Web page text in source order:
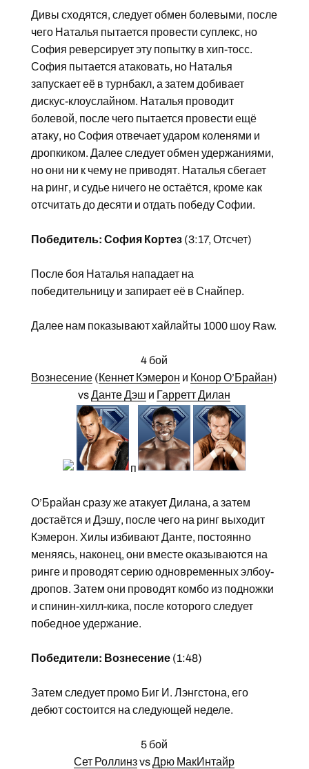
Дивы сходятся, следует обмен болевыми, после
чего Наталья пытается провести суплекс, но
София реверсирует эту попытку в хип-тосс.
София пытается атаковать, но Наталья
запускает её в турнбакл, а затем добивает
дискус-клоуслайном. Наталья проводит
болевой, после чего пытается провести ещё
атаку, но София отвечает ударом коленями и
дропкиком. Далее следует обмен удержаниями,
но они ни к чему не приводят. Наталья сбегает
на ринг, и судье ничего не остаётся, кроме как
отсчитать до десяти и отдать победу Софии.
Победитель: София Кортез(3:17, Отсчет)
После боя Наталья нападает на
победительницу и запирает её в Снайпер.
Далее нам показывают хайлайты 1000 шоу Raw.
4 бой
Вознесение (Кеннет Кэмерон и Конор О’Брайан)
vsДанте Дэш и Гарретт Дилан
п
О’Брайан сразу же атакует Дилана, а затем
достаётся и Дэшу, после чего на ринг выходит
Кэмерон. Хилы избивают Данте, постоянно
меняясь, наконец, они вместе оказываются на
ринге и проводят серию одновременных элбоу-
дропов. Затем они проводят комбо из подножки
и спинин-хилл-кика, после которого следует
победное удержание.
Победители: Вознесение(1:48)
Затем следует промо Биг И. Лэнгстона, его
дебют состоится на следующей неделе.
5 бой
Сет РоллинзvsДрю МакИнтайр